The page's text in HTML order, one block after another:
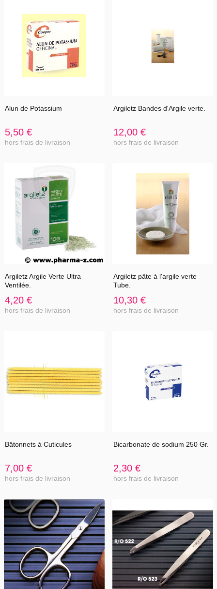
Alun de Potassium
5,50 €
hors frais de livraison
Argiletz Bandes d'Argile verte.
12,00 €
hors frais de livraison
Argiletz Argile Verte Ultra
Ventilée.
4,20 €
hors frais de livraison
Argiletz pâte à l'argile verte
Tube.
10,30 €
hors frais de livraison
Bâtonnets à Cuticules
7,00 €
hors frais de livraison
Bicarbonate de sodium 250 Gr.
2,30 €
hors frais de livraison